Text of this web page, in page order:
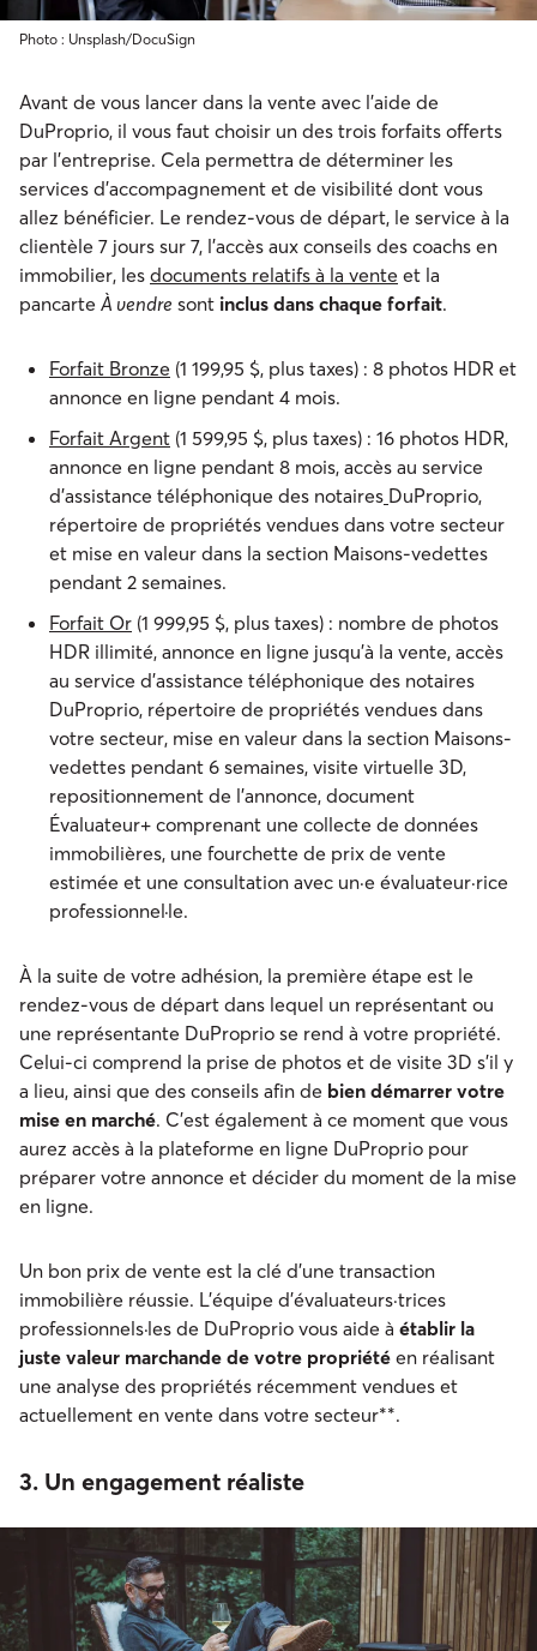
Photo : Unsplash/DocuSign
Avant de vous lancer dans la vente avec l’aide de
DuProprio, il vous faut choisir un des trois forfaits offerts
par l’entreprise. Cela permettra de déterminer les
services d’accompagnement et de visibilité dont vous
allez bénéficier. Le rendez-vous de départ, le service à la
clientèle 7 jours sur 7, l’accès aux conseils des coachs en
immobilier, les documents relatifs à la vente et la
pancarte À vendre sont inclus dans chaque forfait.
Forfait Bronze (1 199,95 $, plus taxes) : 8 photos HDR et
annonce en ligne pendant 4 mois.
Forfait Argent (1 599,95 $, plus taxes) : 16 photos HDR,
annonce en ligne pendant 8 mois, accès au service
d’assistance téléphonique des notaires DuProprio,
répertoire de propriétés vendues dans votre secteur
et mise en valeur dans la section Maisons-vedettes
pendant 2 semaines.
Forfait Or (1 999,95 $, plus taxes) : nombre de photos
HDR illimité, annonce en ligne jusqu’à la vente, accès
au service d’assistance téléphonique des notaires
DuProprio, répertoire de propriétés vendues dans
votre secteur, mise en valeur dans la section Maisons-
vedettes pendant 6 semaines, visite virtuelle 3D,
repositionnement de l’annonce, document
Évaluateur+ comprenant une collecte de données
immobilières, une fourchette de prix de vente
estimée et une consultation avec un·e évaluateur·rice
professionnel·le.
À la suite de votre adhésion, la première étape est le
rendez-vous de départ dans lequel un représentant ou
une représentante DuProprio se rend à votre propriété.
Celui-ci comprend la prise de photos et de visite 3D s’il y
a lieu, ainsi que des conseils afin de bien démarrer votre
mise en marché. C’est également à ce moment que vous
aurez accès à la plateforme en ligne DuProprio pour
préparer votre annonce et décider du moment de la mise
en ligne.
Un bon prix de vente est la clé d’une transaction
immobilière réussie. L’équipe d’évaluateurs·trices
professionnels·les de DuProprio vous aide à établir la
juste valeur marchande de votre propriété en réalisant
une analyse des propriétés récemment vendues et
actuellement en vente dans votre secteur**.
3. Un engagement réaliste